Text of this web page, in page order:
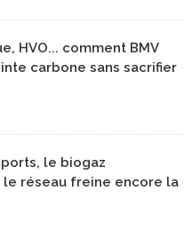
HVO... comment BMV
carbone sans sacrifier
le biogaz
le réseau freine encore la